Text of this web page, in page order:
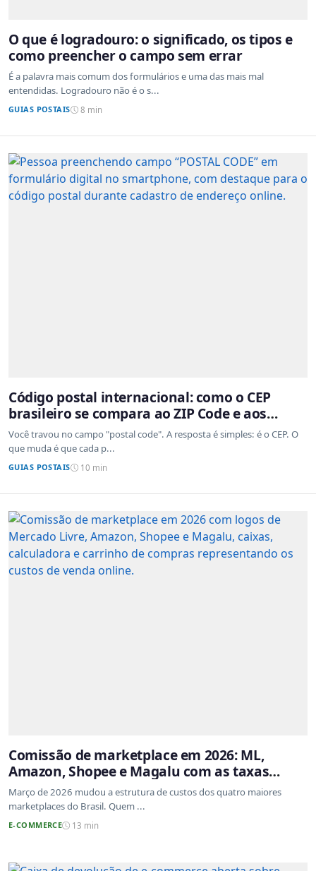
O que é logradouro: o significado, os tipos e
como preencher o campo sem errar
É a palavra mais comum dos formulários e uma das mais mal
entendidas. Logradouro não é o s...
GUIAS POSTAIS 8 min
Código postal internacional: como o CEP
brasileiro se compara ao ZIP Code e aos
sistemas de outros países
Você travou no campo "postal code". A resposta é simples: é o CEP. O
que muda é que cada p...
GUIAS POSTAIS 10 min
Comissão de marketplace em 2026: ML,
Amazon, Shopee e Magalu com as taxas
atualizadas
Março de 2026 mudou a estrutura de custos dos quatro maiores
marketplaces do Brasil. Quem ...
E-COMMERCE 13 min